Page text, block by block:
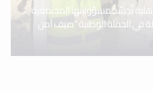
تُجسّد مسؤوليتها المجتمعية
في الحملة الوطنية “صيف آمن